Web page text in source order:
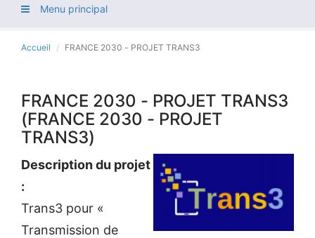
Menu principal
Accueil FRANCE 2030 - PROJET TRANS3
FRANCE 2030 - PROJET TRANS3
(FRANCE 2030 - PROJET
TRANS3)
Description du projet
:
Trans3 pour «
Transmission de